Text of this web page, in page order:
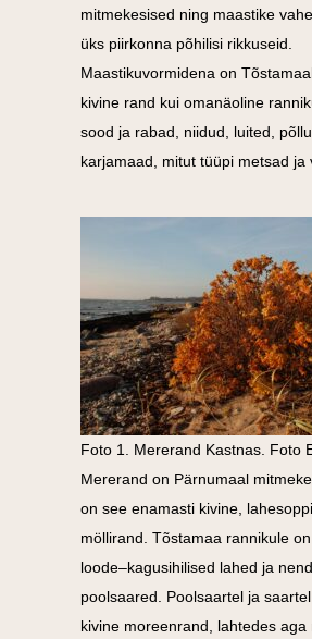
mitmekesised ning maastike
üks piirkonna põhilisi rikkuseid.
Maastikuvormidena on
kivine rand kui omanäoline
sood ja rabad, niidud, luited,
karjamaad, mitut tüüpi metsad ja
Foto 1. Mererand Kastnas. Foto
Mererand on Pärnumaal
on see enamasti kivine,
möllirand. Tõstamaa rannikule
loode–kagusihilised lahed ja
poolsaared. Poolsaartel ja
kivine moreenrand, lahtedes aga